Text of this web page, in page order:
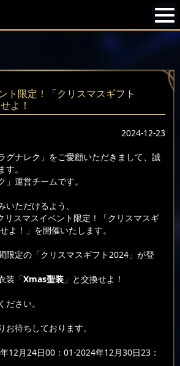
ト限定！「クリスマスギフト
よ！
2024-12-23
グナレク」をご愛顧いただきまして、誠
。
」運営チームです。
ただけるよう、
リスマスイベント限定！「クリスマスギ
よ！」を開催いたします。
限定の「クリスマスギフト2024」が登
装「Xmas聖装」と交換せよ！
さい。
待ちしております。
12月24日00：01-2024年12月30日23：